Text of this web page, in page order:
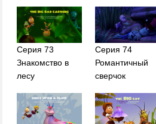
Серия 73
Знакомство в
лесу
Серия 74
Романтичный
сверчок